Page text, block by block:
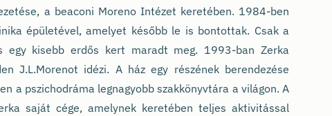
a beaconi Moreno Intézet keretében. 1984-ben
épületével, amelyet később le is bontottak. Csak a
kisebb erdős kert maradt meg. 1993-ban Zerka
J.L.Morenot idézi. A ház egy részének berendezése
a pszichodráma legnagyobb szakkönyvtára a világon. A
saját cége, amelynek keretében teljes aktivitással